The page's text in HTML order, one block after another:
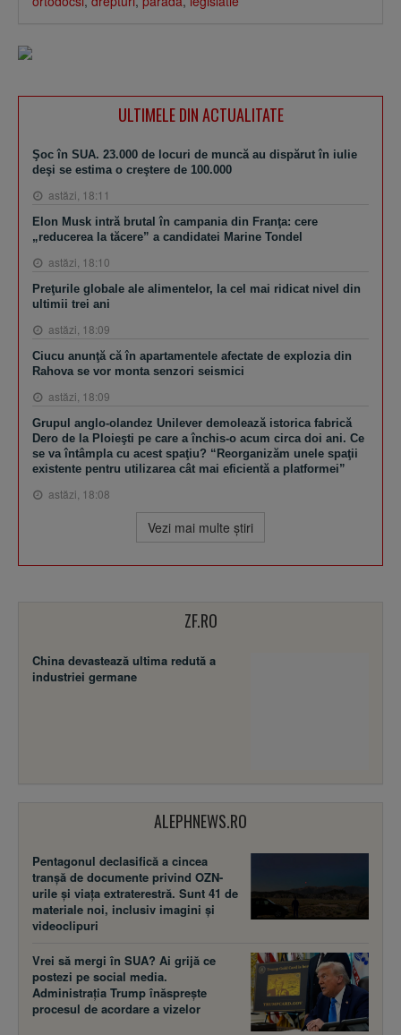
ULTIMELE DIN ACTUALITATE
Şoc în SUA. 23.000 de locuri de muncă au dispărut în iulie
deşi se estima o creştere de 100.000
astăzi, 18:11
Elon Musk intră brutal în campania din Franţa: cere
„reducerea la tăcere” a candidatei Marine Tondel
astăzi, 18:10
Preţurile globale ale alimentelor, la cel mai ridicat nivel din
ultimii trei ani
astăzi, 18:09
Ciucu anunţă că în apartamentele afectate de explozia din
Rahova se vor monta senzori seismici
astăzi, 18:09
Grupul anglo-olandez Unilever demolează istorica fabrică
Dero de la Ploieşti pe care a închis-o acum circa doi ani. Ce
se va întâmpla cu acest spaţiu? “Reorganizăm unele spaţii
existente pentru utilizarea cât mai eficientă a platformei”
astăzi, 18:08
Vezi mai multe ştiri
ZF.RO
China devastează ultima redută a
industriei germane
ALEPHNEWS.RO
Pentagonul declasifică a cincea
tranșă de documente privind OZN-
urile și viața extraterestră. Sunt 41 de
materiale noi, inclusiv imagini și
videoclipuri
Vrei să mergi în SUA? Ai grijă ce
postezi pe social media.
Administrația Trump înăsprește
procesul de acordare a vizelor